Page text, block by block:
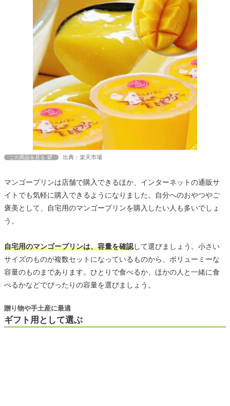
この商品を見る 出典：楽天市場
マンゴープリンは店舗で購入できるほか、インターネットの通販サ
イトでも気軽に購入できるようになりました。自分へのおやつやご
褒美として、自宅用のマンゴープリンを購入したい人も多いでしょ
う。
自宅用のマンゴープリンは、容量を確認して選びましょう。小さい
サイズのものが複数セットになっているものから、ボリューミーな
容量のものまであります。ひとりで食べるか、ほかの人と一緒に食
べるかなどでぴったりの容量を選びましょう。
ギフト用として選ぶ
贈り物や手土産に最適